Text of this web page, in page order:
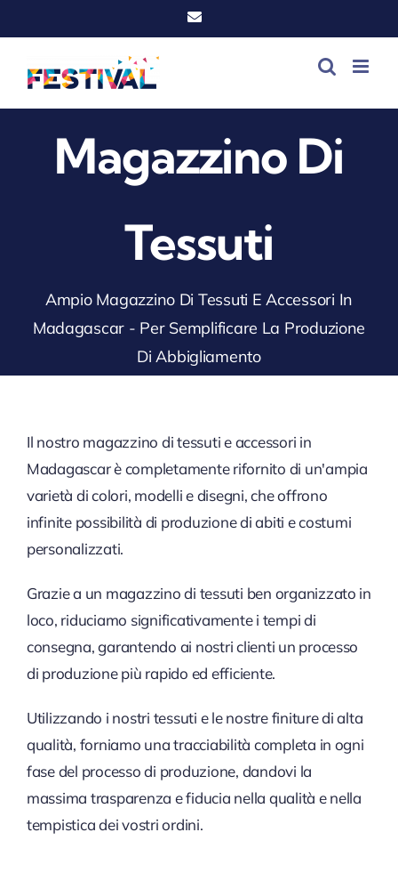
al
contenuto
Email
Magazzino Di
Tessuti
Ampio Magazzino Di Tessuti E Accessori In
Madagascar - Per Semplificare La Produzione
Di Abbigliamento
Il nostro magazzino di tessuti e accessori in
Madagascar è completamente rifornito di un'ampia
varietà di colori, modelli e disegni, che offrono
infinite possibilità di produzione di abiti e costumi
personalizzati.
Grazie a un magazzino di tessuti ben organizzato in
loco, riduciamo significativamente i tempi di
consegna, garantendo ai nostri clienti un processo
di produzione più rapido ed efficiente.
Utilizzando i nostri tessuti e le nostre finiture di alta
qualità, forniamo una tracciabilità completa in ogni
fase del processo di produzione, dandovi la
massima trasparenza e fiducia nella qualità e nella
tempistica dei vostri ordini.